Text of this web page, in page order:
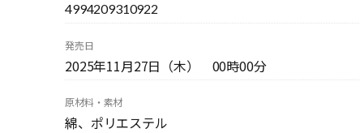
4994209310922
発売日
2025年11月27日（木） 00時00分
原材料・素材
綿、ポリエステル